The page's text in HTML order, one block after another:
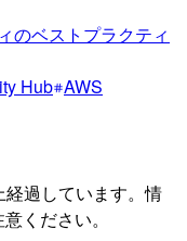
のベストプラクティ
Hub AWS
過しています。情
ください。